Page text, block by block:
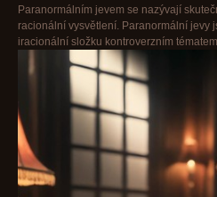
Paranormálním jevem se nazývají
racionální vysvětlení. Paranormální jevy
iracionální složku kontroverzním tématem.